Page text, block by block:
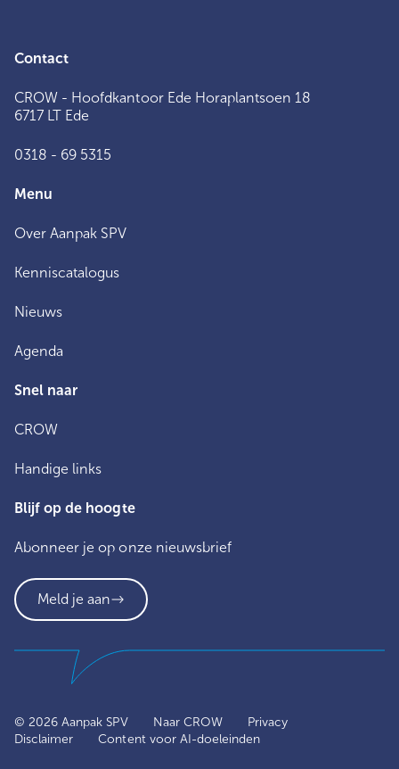
Contact
CROW - Hoofdkantoor Ede Horaplantsoen 18
6717 LT Ede
0318 - 69 5315
Menu
Over Aanpak SPV
Kenniscatalogus
Nieuws
Agenda
Snel naar
CROW
Handige links
Blijf op de hoogte
Abonneer je op onze nieuwsbrief
Meld je aan
© 2026 Aanpak SPV Naar CROW
Privacy
Disclaimer
Content voor AI-doeleinden